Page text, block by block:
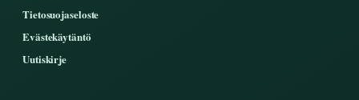
Tietosuojaseloste
Evästekäytäntö
Uutiskirje